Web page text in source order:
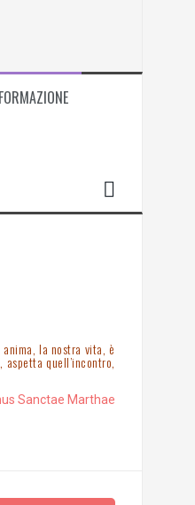
FORMAZIONE
la nostra vita, è
quell’incontro,
Sanctae Marthae